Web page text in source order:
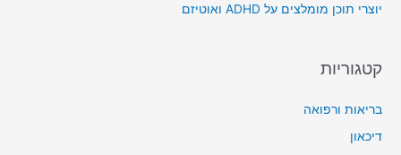
:יוצרי תוכן מומלצים על ADHD ואוטיזם
קטגוריות
בריאות ורפואה
דיכאון